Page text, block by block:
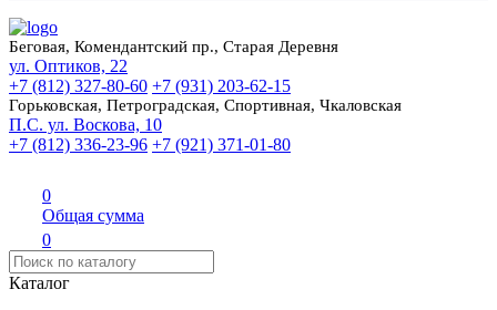
Беговая, Комендантский пр., Старая Деревня
ул. Оптиков, 22
+7 (812) 327-80-60 +7 (931) 203-62-15
Горьковская, Петроградская, Спортивная, Чкаловская
П.С. ул. Воскова, 10
+7 (812) 336-23-96 +7 (921) 371-01-80
0
Общая сумма
0
Каталог